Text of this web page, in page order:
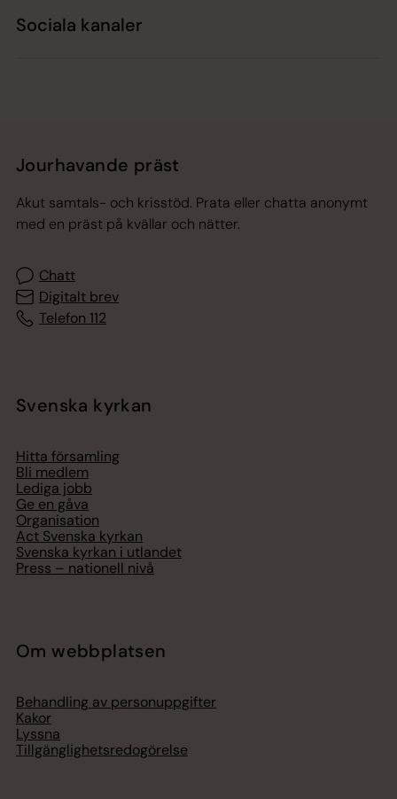
Sociala kanaler
Jourhavande präst
Akut samtals- och krisstöd. Prata eller chatta anonymt
med en präst på kvällar och nätter.
Chatt
Digitalt brev
Telefon 112
Svenska kyrkan
Hitta församling
Bli medlem
Lediga jobb
Ge en gåva
Organisation
Act Svenska kyrkan
Svenska kyrkan i utlandet
Press – nationell nivå
Om webbplatsen
Behandling av personuppgifter
Kakor
Lyssna
Tillgänglighetsredogörelse